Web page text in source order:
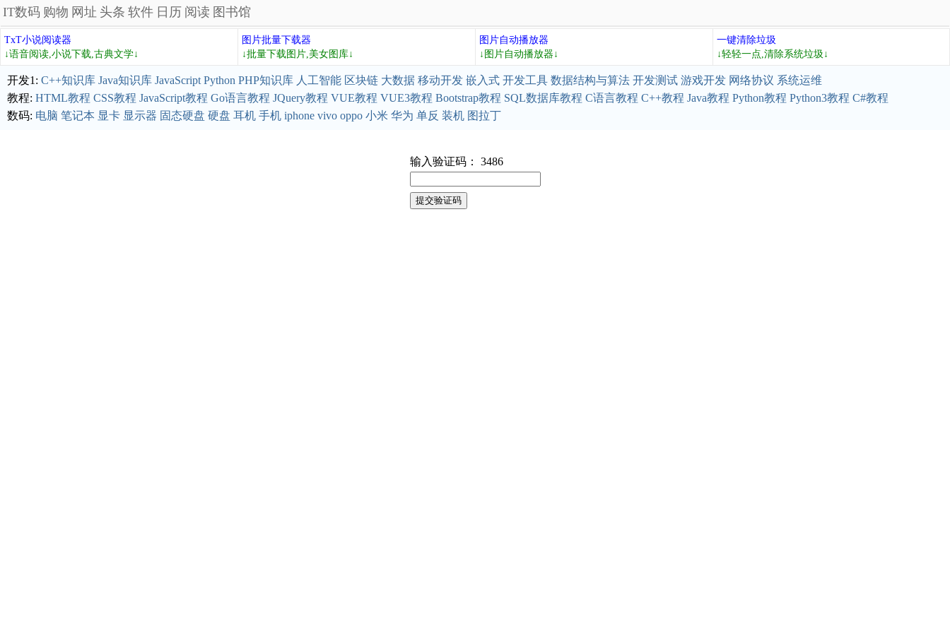
IT数码 购物 网址 头条 软件 日历 阅读 图书馆
TxT小说阅读器
↓语音阅读,小说下载,古典文学↓
图片批量下载器
↓批量下载图片,美女图库↓
图片自动播放器
↓图片自动播放器↓
一键清除垃圾
↓轻轻一点,清除系统垃圾↓
开发1: C++知识库 Java知识库 JavaScript Python PHP知识库 人工智能 区块链 大数据 移动开发 嵌入式 开发工具 数据结构与算法 开发测试 游戏开发 网络协议 系统运维
教程: HTML教程 CSS教程 JavaScript教程 Go语言教程 JQuery教程 VUE教程 VUE3教程 Bootstrap教程 SQL数据库教程 C语言教程 C++教程 Java教程 Python教程 Python3教程 C#教程
数码: 电脑 笔记本 显卡 显示器 固态硬盘 硬盘 耳机 手机 iphone vivo oppo 小米 华为 单反 装机 图拉丁
输入验证码： 3486